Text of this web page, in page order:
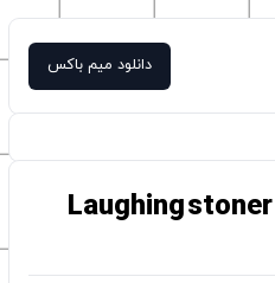
دانلود میم باکس